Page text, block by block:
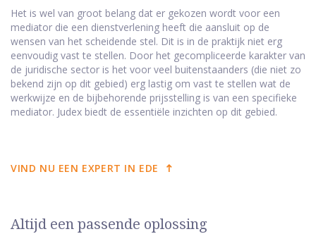
Het is wel van groot belang dat er gekozen wordt voor een
mediator die een dienstverlening heeft die aansluit op de
wensen van het scheidende stel. Dit is in de praktijk niet erg
eenvoudig vast te stellen. Door het gecompliceerde karakter van
de juridische sector is het voor veel buitenstaanders (die niet zo
bekend zijn op dit gebied) erg lastig om vast te stellen wat de
werkwijze en de bijbehorende prijsstelling is van een specifieke
mediator. Judex biedt de essentiële inzichten op dit gebied.
VIND NU EEN EXPERT IN EDE
Altijd een passende oplossing